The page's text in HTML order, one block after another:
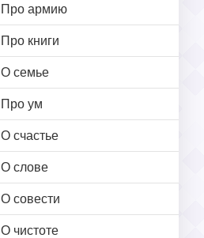
Про армию
Про книги
О семье
Про ум
О счастье
О слове
О совести
О чистоте